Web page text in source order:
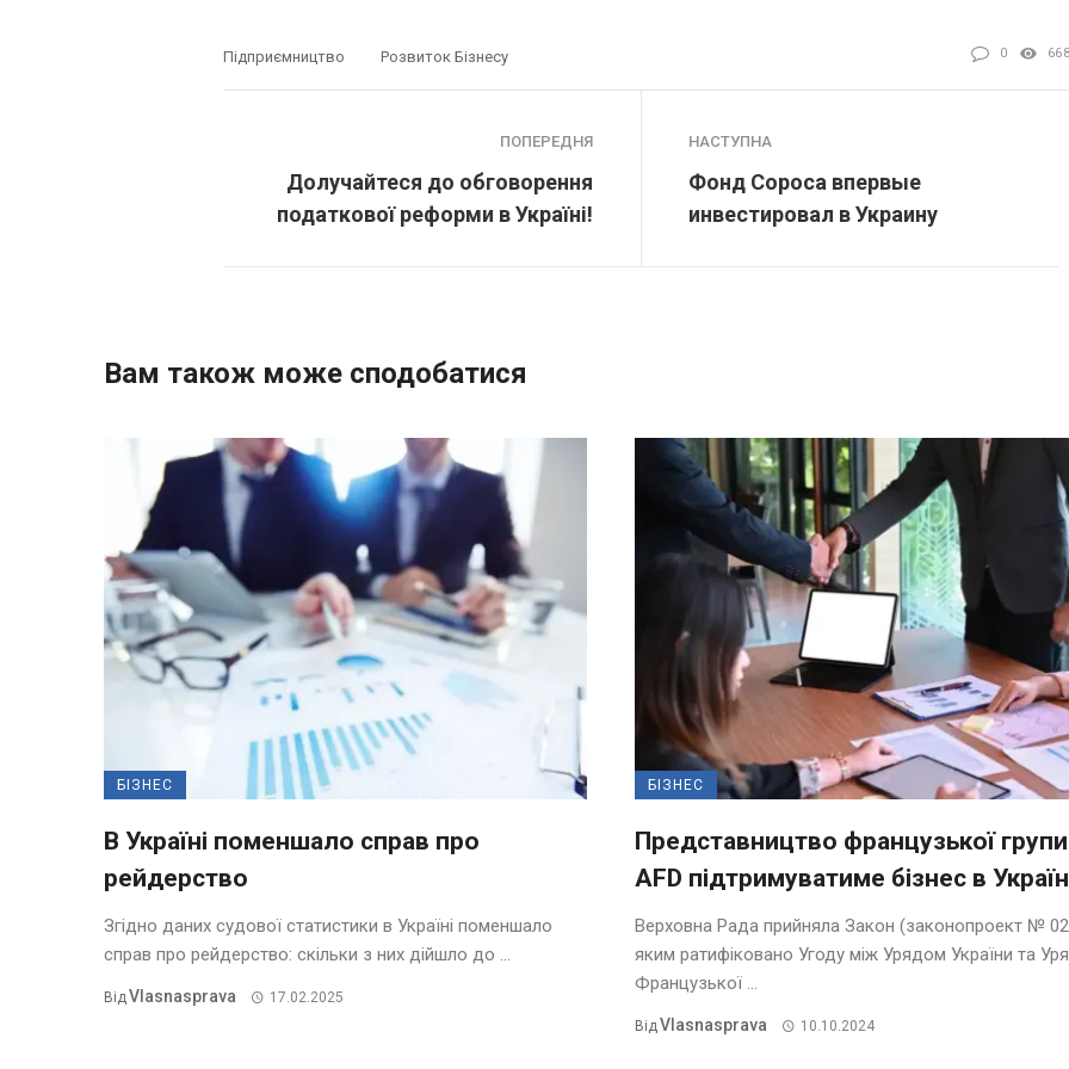
Підприємництво Розвиток Бізнесу 0 668
ПОПЕРЕДНЯ
Долучайтеся до обговорення
податкової реформи в Україні!
НАСТУПНА
Фонд Сороса впервые
инвестировал в Украину
Вам також може сподобатися
БІЗНЕС
В Україні поменшало справ про
рейдерство
Згідно даних судової статистики в Україні поменшало
справ про рейдерство: скільки з них дійшло до ...
ВідVlasnasprava 17.02.2025
БІЗНЕС
Представництво французької групи
AFD підтримуватиме бізнес в
Верховна Рада прийняла Закон (законопроект №
яким ратифіковано Угоду між Урядом України та
Французької ...
ВідVlasnasprava 10.10.2024